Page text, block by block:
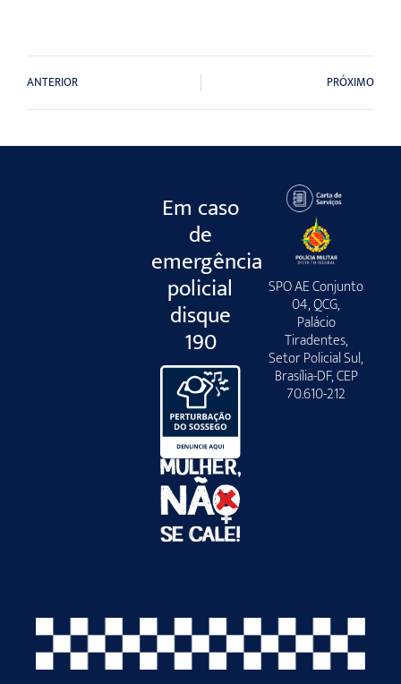
ANTERIOR PRÓXIMO
Em caso
de
emergência
policial
disque
190
SPO AE Conjunto
04, QCG,
Palácio
Tiradentes,
Setor Policial Sul,
Brasília-DF, CEP
70.610-212